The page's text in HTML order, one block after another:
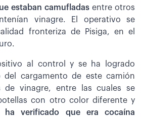
estaban camufladas entre otros
vinagre. El operativo se
fronteriza de Pisiga, en el
al control y se ha logrado
del cargamento de este camión
de vinagre, entre las cuales se
con otro color diferente y
ha verificado que era cocaína